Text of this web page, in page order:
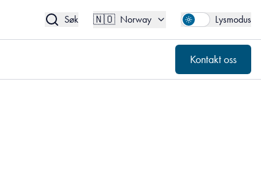
Søk 🇳🇴 Norway Lysmodus
Kontakt oss
Norway Kontakt oss